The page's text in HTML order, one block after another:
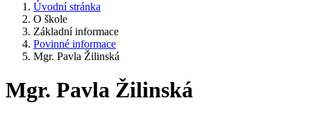
Úvodní stránka
O škole
Základní informace
Povinné informace
Mgr. Pavla Žilinská
Mgr. Pavla Žilinská